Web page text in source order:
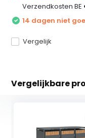
Verzendkosten BE
14 dagen niet
Vergelijk
Vergelijkbare